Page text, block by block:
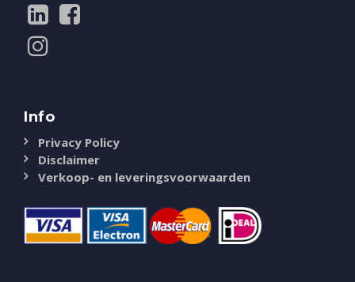
Info
Privacy Policy
Disclaimer
Verkoop- en leveringsvoorwaarden